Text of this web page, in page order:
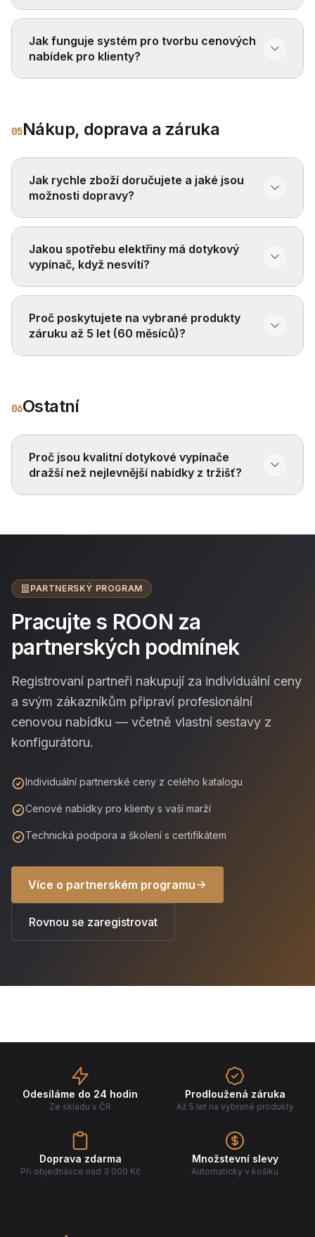
Jak funguje systém pro tvorbu cenových
nabídek pro klienty?
05Nákup, doprava a záruka
Jak rychle zboží doručujete a jaké jsou
možnosti dopravy?
Jakou spotřebu elektřiny má dotykový
vypínač, když nesvítí?
Proč poskytujete na vybrané produkty
záruku až 5 let (60 měsíců)?
06Ostatní
Proč jsou kvalitní dotykové vypínače
dražší než nejlevnější nabídky z tržišť?
PARTNERSKÝ PROGRAM
Pracujte s ROON za
partnerských podmínek
Registrovaní partneři nakupují za individuální ceny
a svým zákazníkům připraví profesionální
cenovou nabídku — včetně vlastní sestavy z
konfigurátoru.
Individuální partnerské ceny z celého katalogu
Cenové nabídky pro klienty s vaší marží
Technická podpora a školení s certifikátem
Více o partnerském programu
Rovnou se zaregistrovat
Odesíláme do 24 hodin
Ze skladu v ČR
Prodloužená záruka
Až 5 let na vybrané produkty
Doprava zdarma
Při objednávce nad 3 000 Kč
Množstevní slevy
Automaticky v košíku